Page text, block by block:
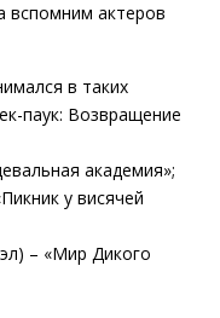
вспомним актеров
в таких
паук: Возвращение
академия»;
у висячей
– «Мир Дикого